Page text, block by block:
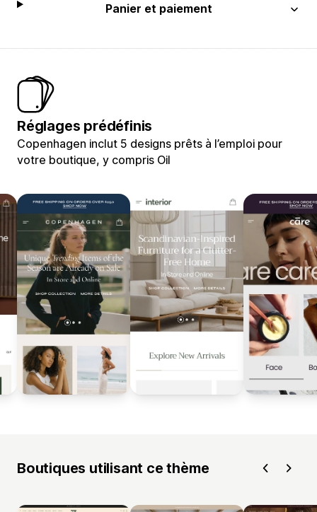
Panier et paiement
Réglages prédéfinis
Copenhagen inclut 5 designs prêts à l’emploi pour
votre boutique, y compris Oil
Boutiques utilisant ce thème